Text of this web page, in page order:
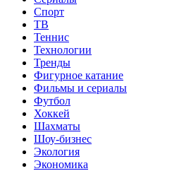
Спорт
ТВ
Теннис
Технологии
Тренды
Фигурное катание
Фильмы и сериалы
Футбол
Хоккей
Шахматы
Шоу-бизнес
Экология
Экономика